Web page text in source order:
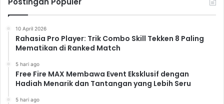
10 April 2026
Rahasia Pro Player: Trik Combo Skill Tekken 8 Paling
Mematikan di Ranked Match
5 hari ago
Free Fire MAX Membawa Event Eksklusif dengan
Hadiah Menarik dan Tantangan yang Lebih Seru
5 hari ago